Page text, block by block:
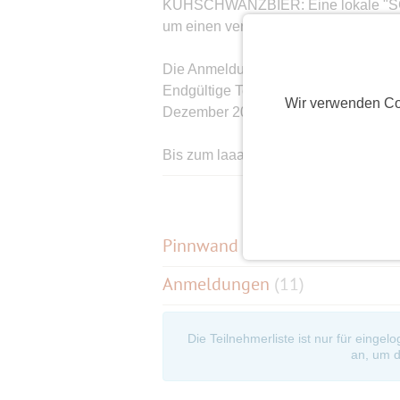
Wir verwenden
KUHSCHWANZBIER: Eine lokale
um einen versehentlich im
Die Anmeldung der Reihenfolge ist
Endgültige Teilnahmebestätigung
Dezember 2026, wenn Vertrag von
Bis zum laaangen Eventbeginn
Pinnwand
Anmeldungen (11)
Die Teilnehmerliste ist nur für
an, um